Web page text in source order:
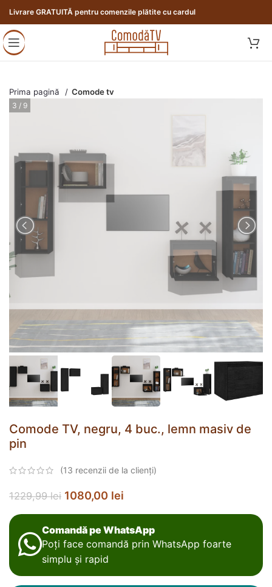
Livrare GRATUITĂ pentru comenzile plătite cu cardul
Prima pagină Comode tv
3 / 9
Comode TV, negru, 4 buc., lemn masiv de
pin
(13 recenzii de la clienți)
1229,99lei 1080,00 lei
Comandă pe WhatsApp
Poți face comandă prin WhatsApp foarte
simplu și rapid